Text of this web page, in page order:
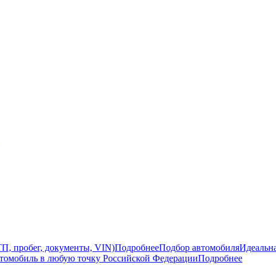
пробег, документы, VIN)ПодробнееПодбор автомобиля
в любую точку Российской ФедерацииПодробнее